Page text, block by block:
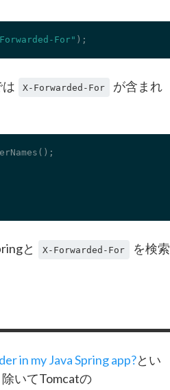
For" );
X-Forwarded-For
が含まれ
と X-Forwarded-For
を検索
in my Java Spring app?とい
いてTomcatの